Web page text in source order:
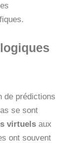
de prédictions
se sont
virtuels aux
ont souvent